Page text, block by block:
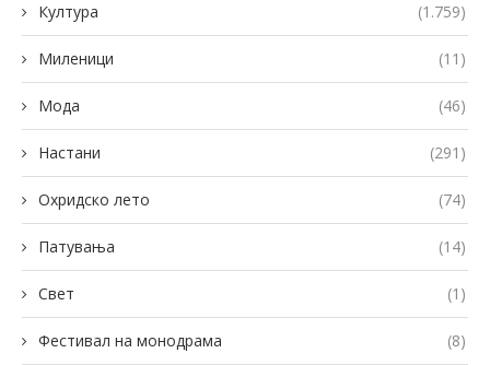
Култура (1.759)
Миленици (11)
Мода (46)
Настани (291)
Охридско лето (74)
Патувања (14)
Свет (1)
Фестивал на монодрама (8)